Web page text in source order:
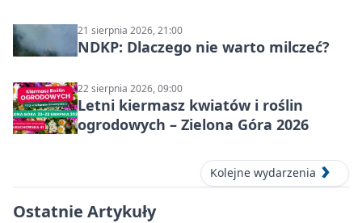
21 sierpnia 2026, 21:00
NDKP: Dlaczego nie warto milczeć?
22 sierpnia 2026, 09:00
Letni kiermasz kwiatów i roślin
ogrodowych – Zielona Góra 2026
Kolejne wydarzenia
Ostatnie Artykuły